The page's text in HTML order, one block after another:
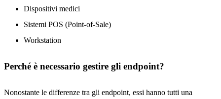
Dispositivi medici
Sistemi POS (Point-of-Sale)
Workstation
Perché è necessario gestire gli endpoint?
Nonostante le differenze tra gli endpoint, essi hanno tutti una